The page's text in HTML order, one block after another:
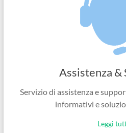
Assistenza &
Servizio di assistenza e
informativi e
Leggi